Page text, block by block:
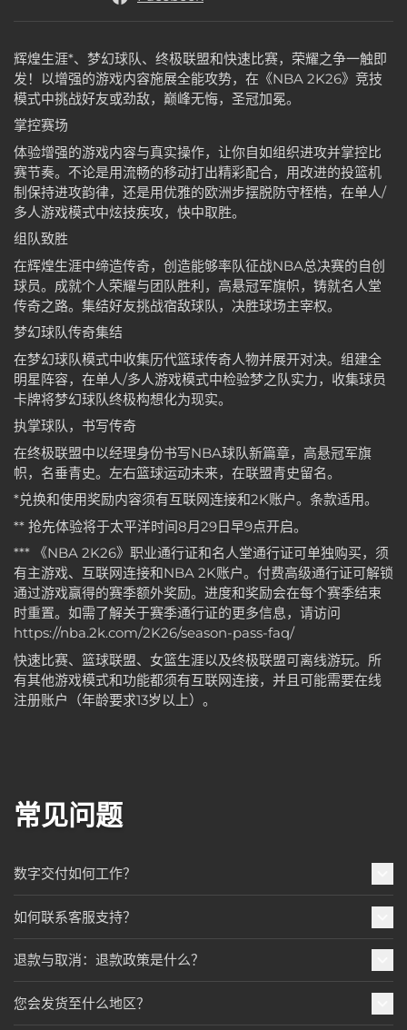
辉煌生涯*、梦幻球队、终极联盟和快速比赛，荣耀之争一触即
发！以增强的游戏内容施展全能攻势，在《NBA 2K26》竞技
模式中挑战好友或劲敌，巅峰无悔，圣冠加冕。
掌控赛场
体验增强的游戏内容与真实操作，让你自如组织进攻并掌控比
赛节奏。不论是用流畅的移动打出精彩配合，用改进的投篮机
制保持进攻韵律，还是用优雅的欧洲步摆脱防守桎梏，在单人/
多人游戏模式中炫技疾攻，快中取胜。
组队致胜
在辉煌生涯中缔造传奇，创造能够率队征战NBA总决赛的自创
球员。成就个人荣耀与团队胜利，高悬冠军旗帜，铸就名人堂
传奇之路。集结好友挑战宿敌球队，决胜球场主宰权。
梦幻球队传奇集结
在梦幻球队模式中收集历代篮球传奇人物并展开对决。组建全
明星阵容，在单人/多人游戏模式中检验梦之队实力，收集球员
卡牌将梦幻球队终极构想化为现实。
执掌球队，书写传奇
在终极联盟中以经理身份书写NBA球队新篇章，高悬冠军旗
帜，名垂青史。左右篮球运动未来，在联盟青史留名。
*兑换和使用奖励内容须有互联网连接和2K账户。条款适用。
** 抢先体验将于太平洋时间8月29日早9点开启。
*** 《NBA 2K26》职业通行证和名人堂通行证可单独购买，须
有主游戏、互联网连接和NBA 2K账户。付费高级通行证可解锁
通过游戏赢得的赛季额外奖励。进度和奖励会在每个赛季结束
时重置。如需了解关于赛季通行证的更多信息，请访问
https://nba.2k.com/2K26/season-pass-faq/
快速比赛、篮球联盟、女篮生涯以及终极联盟可离线游玩。所
有其他游戏模式和功能都须有互联网连接，并且可能需要在线
注册账户（年龄要求13岁以上）。
常见问题
数字交付如何工作？
如何联系客服支持？
退款与取消：退款政策是什么？
您会发货至什么地区？